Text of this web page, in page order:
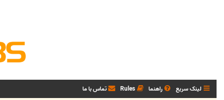
لینک سریع راهنما Rules تماس با ما